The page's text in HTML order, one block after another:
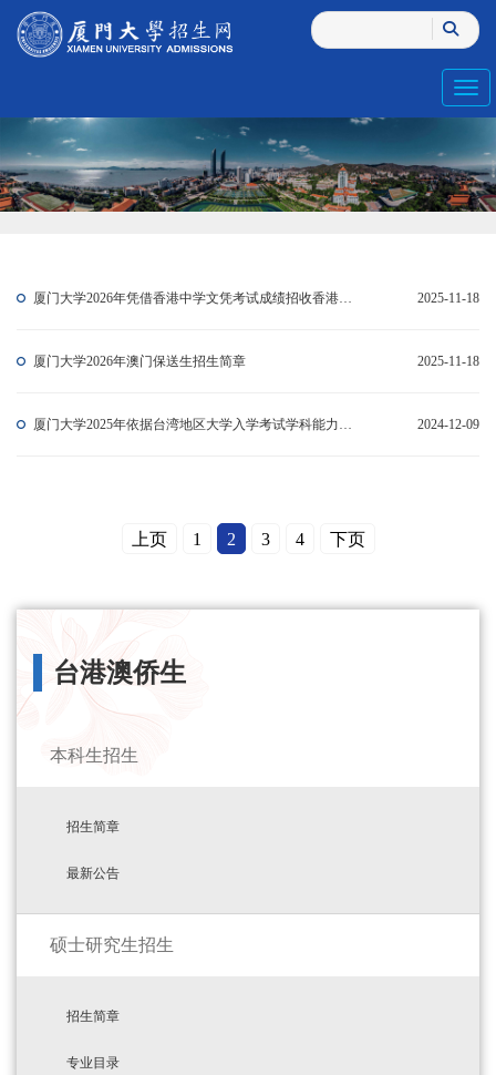
厦门大学2026年凭借香港中学文凭考试成绩招收香港学生简章 2025-11-18
厦门大学2026年澳门保送生招生简章 2025-11-18
厦门大学2025年依据台湾地区大学入学考试学科能力测试成绩招收台湾高中毕业生简章 2024-12-09
上页 1 2 3 4 下页
台港澳侨生
本科生招生
招生简章
最新公告
硕士研究生招生
招生简章
专业目录